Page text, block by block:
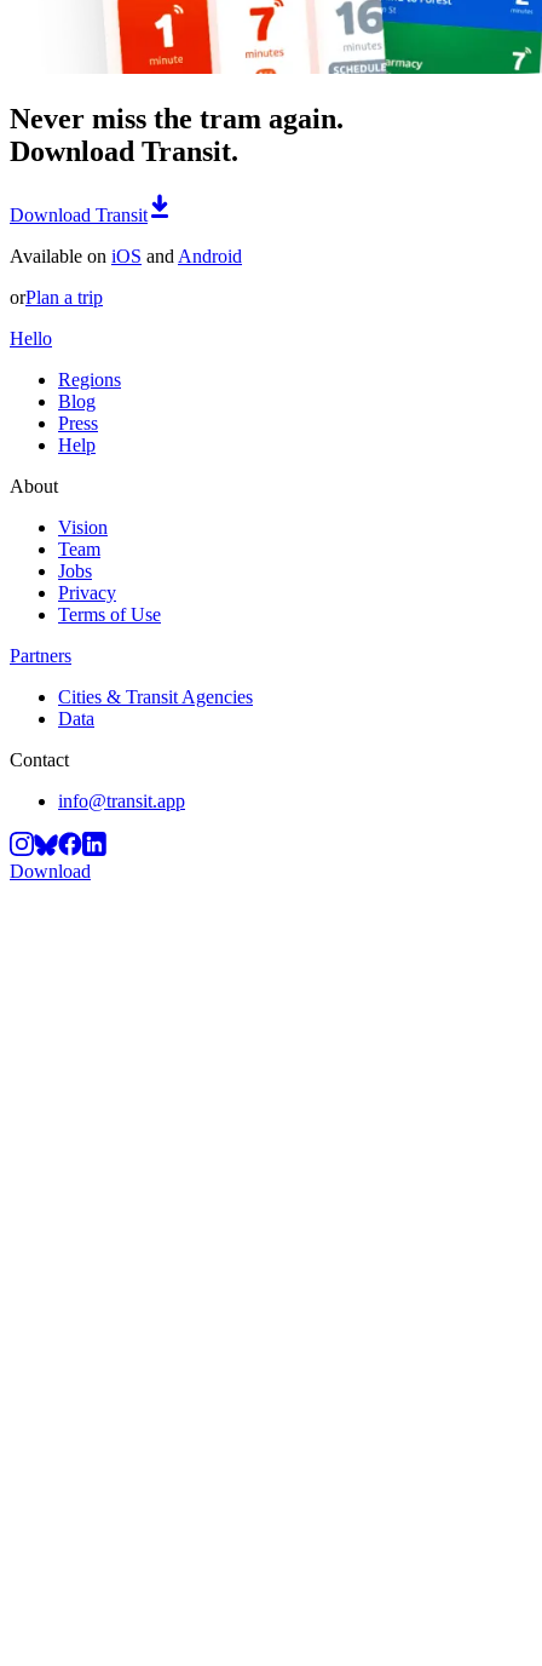
Never miss the tram again.
Download Transit.
Download Transit
Available on iOS and Android
orPlan a trip
Hello
Regions
Blog
Press
Help
About
Vision
Team
Jobs
Privacy
Terms of Use
Partners
Cities & Transit Agencies
Data
Contact
info@transit.app
Download